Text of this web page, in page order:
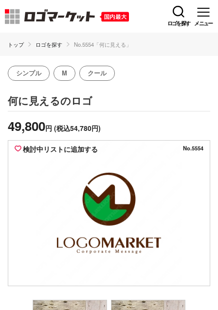
ロゴを探す メニュー
トップ ロゴを探す No.5554「何に見える」
シンプル M クール
何に見えるのロゴ
49,800円 (税込54,780円)
検討中リストに追加する No.5554